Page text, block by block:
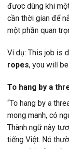
được dùng khi
cần thời gian để
một phần quan
Ví dụ: This job is
ropes, you will
To hang by a
“To hang by a
mong manh, có
Thành ngữ này
tiếng Việt. Nó